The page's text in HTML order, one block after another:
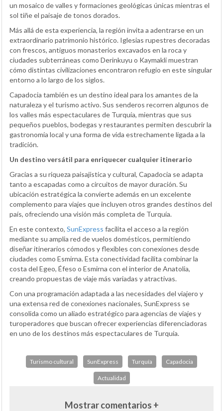
un mosaico de valles y formaciones geológicas únicas mientras el
sol tiñe el paisaje de tonos dorados.
Más allá de esta experiencia, la región invita a adentrarse en un
extraordinario patrimonio histórico. Iglesias rupestres decoradas
con frescos, antiguos monasterios excavados en la roca y
ciudades subterráneas como Derinkuyu o Kaymakli muestran
cómo distintas civilizaciones encontraron refugio en este singular
entorno a lo largo de los siglos.
Capadocia también es un destino ideal para los amantes de la
naturaleza y el turismo activo. Sus senderos recorren algunos de
los valles más espectaculares de Turquía, mientras que sus
pequeños pueblos, bodegas y restaurantes permiten descubrir la
gastronomía local y una forma de vida estrechamente ligada a la
tradición.
Un destino versátil para enriquecer cualquier itinerario
Gracias a su riqueza paisajística y cultural, Capadocia se adapta
tanto a escapadas como a circuitos de mayor duración. Su
ubicación estratégica la convierte además en un excelente
complemento para viajes que incluyen otros grandes destinos del
país, ofreciendo una visión más completa de Turquía.
En este contexto, SunExpress facilita el acceso a la región
mediante su amplia red de vuelos domésticos, permitiendo
diseñar itinerarios cómodos y flexibles con conexiones desde
ciudades como Esmirna. Esta conectividad facilita combinar la
costa del Egeo, Éfeso o Esmirna con el interior de Anatolia,
creando propuestas de viaje más variadas y atractivas.
Con una programación adaptada a las necesidades del viajero y
una extensa red de conexiones nacionales, SunExpress se
consolida como un aliado estratégico para agencias de viajes y
turoperadores que buscan ofrecer experiencias diferenciadoras
en uno de los destinos más espectaculares de Turquía.
Turismo cultural SunExpress Turquía Capadocia
Actualidad
Mostrar comentarios +